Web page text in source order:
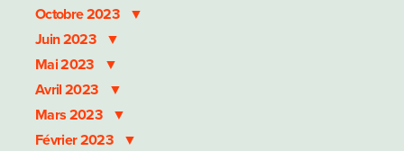
Octobre 2023
Juin 2023
Mai 2023
Avril 2023
Mars 2023
Février 2023